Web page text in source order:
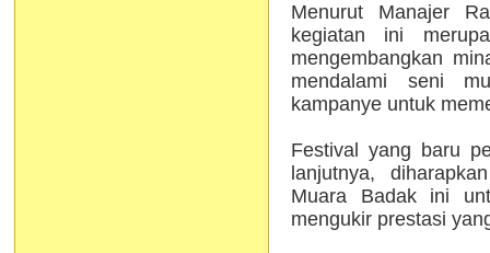
Menurut Manajer
kegiatan ini
mengembangkan
mendalami seni
kampanye untuk
Festival yang baru
lanjutnya,
Muara Badak ini
mengukir prestasi